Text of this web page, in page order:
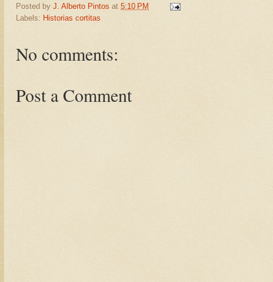
Posted by J. Alberto Pintos at 5:10 PM
Labels: Historias cortitas
No comments:
Post a Comment